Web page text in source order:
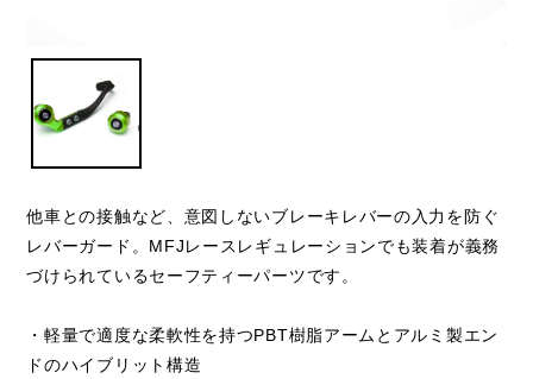
他車との接触など、意図しないブレーキレバーの入力を防ぐ
レバーガード。MFJレースレギュレーションでも装着が義務
づけられているセーフティーパーツです。
・軽量で適度な柔軟性を持つPBT樹脂アームとアルミ製エン
ドのハイブリット構造